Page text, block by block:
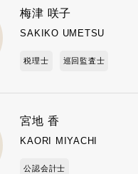
梅津 咲子
SAKIKO UMETSU
税理士 巡回監査士
宮地 香
KAORI MIYACHI
公認会計士